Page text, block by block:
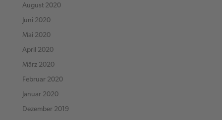
August 2020
Juni 2020
Mai 2020
April 2020
März 2020
Februar 2020
Januar 2020
Dezember 2019